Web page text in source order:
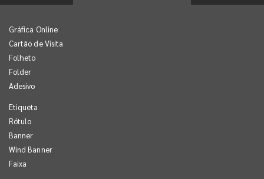
Gráfica Online
Cartão de Visita
Folheto
Folder
Adesivo
Etiqueta
Rótulo
Banner
Wind Banner
Faixa